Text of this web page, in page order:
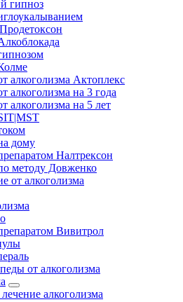
гипноз
алкоголизма Актоплекс
алкоголизма на 3 года
алкоголизма на 5 лет
дому
Налтрексон
методу Довженко
от алкоголизма
Вивитрол
от алкоголизма
алкоголизма